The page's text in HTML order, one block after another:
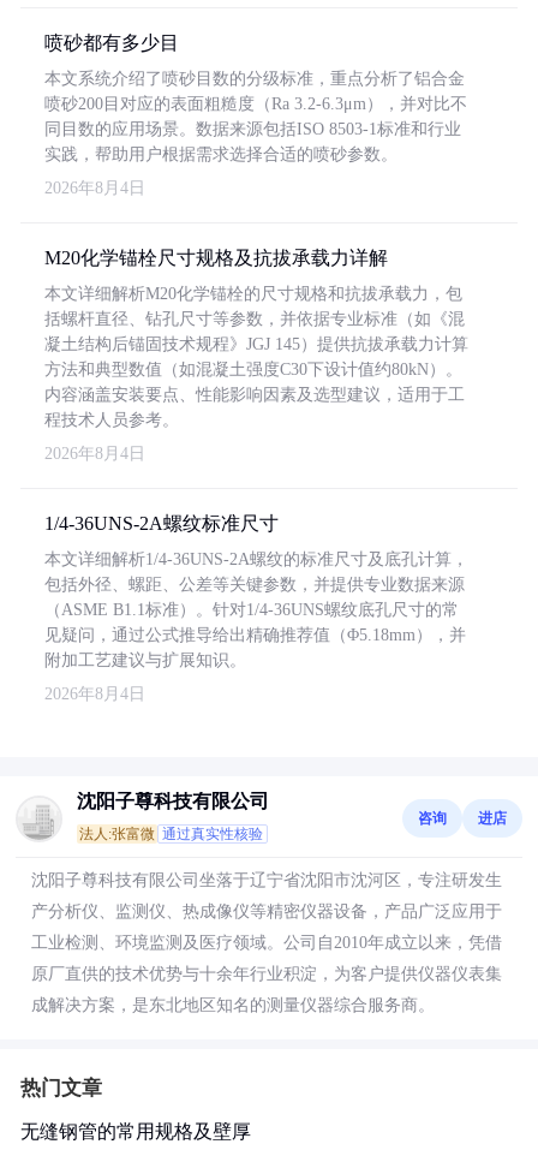
喷砂都有多少目
本文系统介绍了喷砂目数的分级标准，重点分析了铝合金
喷砂200目对应的表面粗糙度（Ra 3.2-6.3μm），并对比不
同目数的应用场景。数据来源包括ISO 8503-1标准和行业
实践，帮助用户根据需求选择合适的喷砂参数。
2026年8月4日
M20化学锚栓尺寸规格及抗拔承载力详解
本文详细解析M20化学锚栓的尺寸规格和抗拔承载力，包
括螺杆直径、钻孔尺寸等参数，并依据专业标准（如《混
凝土结构后锚固技术规程》JGJ 145）提供抗拔承载力计算
方法和典型数值（如混凝土强度C30下设计值约80kN）。
内容涵盖安装要点、性能影响因素及选型建议，适用于工
程技术人员参考。
2026年8月4日
1/4-36UNS-2A螺纹标准尺寸
本文详细解析1/4-36UNS-2A螺纹的标准尺寸及底孔计算，
包括外径、螺距、公差等关键参数，并提供专业数据来源
（ASME B1.1标准）。针对1/4-36UNS螺纹底孔尺寸的常
见疑问，通过公式推导给出精确推荐值（Φ5.18mm），并
附加工艺建议与扩展知识。
2026年8月4日
沈阳子尊科技有限公司
法人:张富微 通过真实性核验
咨询 进店
沈阳子尊科技有限公司坐落于辽宁省沈阳市沈河区，专注研发生
产分析仪、监测仪、热成像仪等精密仪器设备，产品广泛应用于
工业检测、环境监测及医疗领域。公司自2010年成立以来，凭借
原厂直供的技术优势与十余年行业积淀，为客户提供仪器仪表集
成解决方案，是东北地区知名的测量仪器综合服务商。
热门文章
无缝钢管的常用规格及壁厚